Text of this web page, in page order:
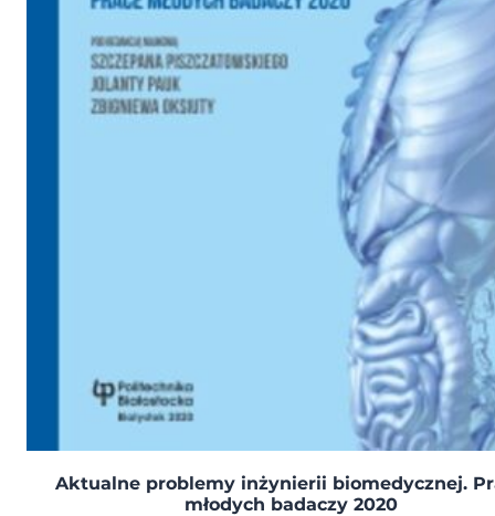
Aktualne problemy inżynierii biomedycznej.
młodych badaczy 2020